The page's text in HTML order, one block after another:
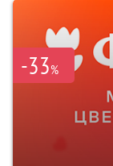
-33%